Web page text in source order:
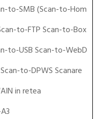
to-SMB (Scan-to-Hom
to-FTP Scan-to-Box
to-USB Scan-to-WebD
to-DPWS Scanare
in retea